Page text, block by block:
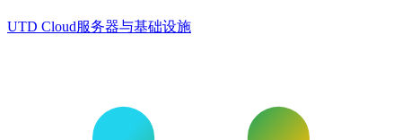
UTD Cloud服务器与基础设施